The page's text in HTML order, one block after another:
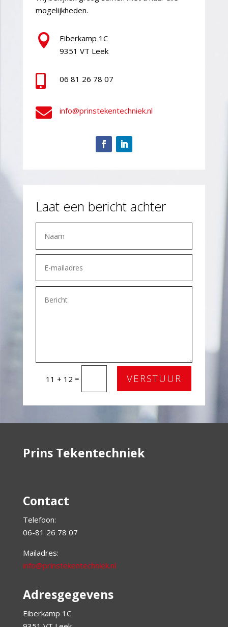
mogelijkheden.

Eiberkamp 1C
9351 VT Leek
 06 81 26 78 07
 info@prinstekentechniek.nl
Laat een bericht achter
11 + 12 = VERSTUUR
Prins Tekentechniek
Contact
Telefoon:
06-81 26 78 07
Mailadres:
info@prinstekentechniek.nl
Adresgegevens
Eiberkamp 1C